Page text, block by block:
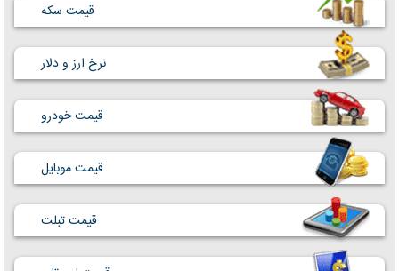
قیمت سکه
نرخ ارز و دلار
قیمت خودرو
قیمت موبایل
قیمت تبلت